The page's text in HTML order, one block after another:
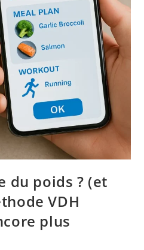
du poids ? (et
VDH
plus